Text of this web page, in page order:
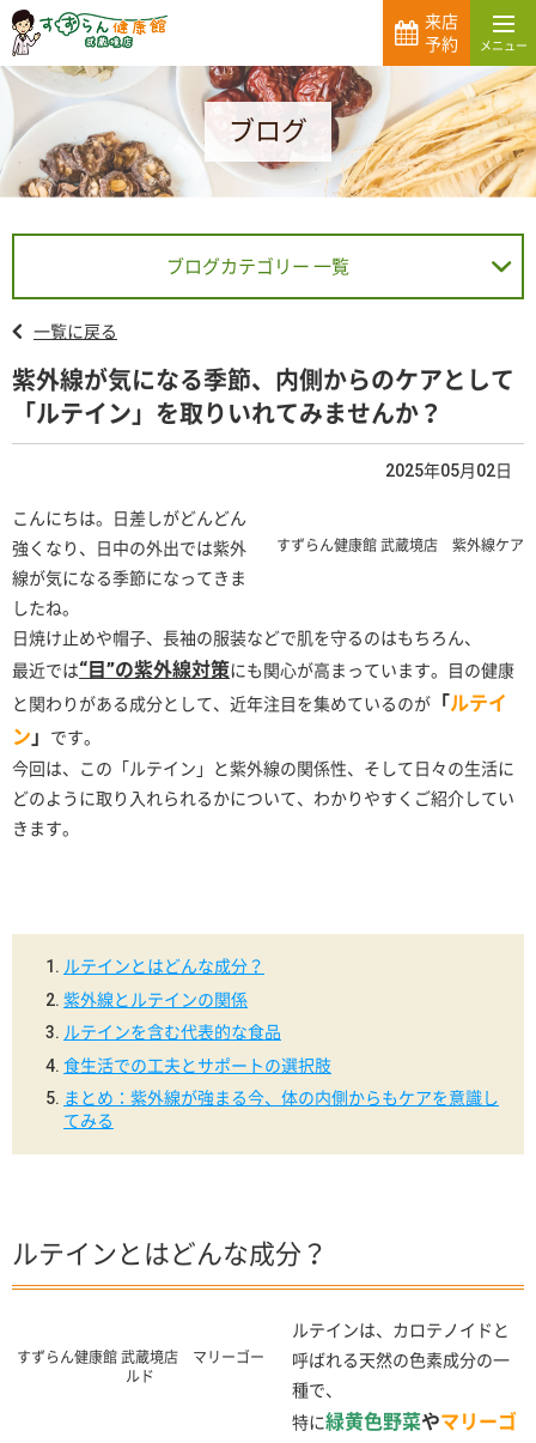
来店
予約
ブログ
ブログカテゴリー 一覧
一覧に戻る
紫外線が気になる季節、内側からのケアとして
「ルテイン」を取りいれてみませんか？
2025年05月02日
すずらん健康館 武蔵境店 紫外線ケア
こんにちは。日差しがどんどん
強くなり、日中の外出では紫外
線が気になる季節になってきま
したね。
日焼け止めや帽子、長袖の服装などで肌を守るのはもちろん、
最近では“目”の紫外線対策にも関心が高まっています。目の健康
と関わりがある成分として、近年注目を集めているのが 「ルテイ
ン 」
です。
今回は、この「ルテイン」と紫外線の関係性、そして日々の生活に
どのように取り入れられるかについて、わかりやすくご紹介してい
きます。
ルテインとはどんな成分？
紫外線とルテインの関係
ルテインを含む代表的な食品
食生活での工夫とサポートの選択肢
まとめ：紫外線が強まる今、体の内側からもケアを意識し
てみる
ルテインとはどんな成分？
すずらん健康館 武蔵境店 マリーゴー
ルド
ルテインは、カロテノイドと
呼ばれる天然の色素成分の一
種で、
特に緑黄色野菜やマリーゴ